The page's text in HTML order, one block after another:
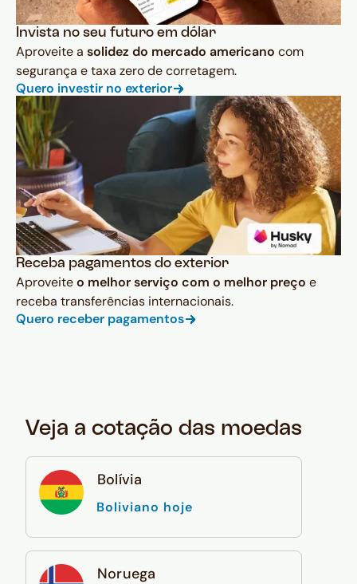
Invista no seu futuro em dólar
Aproveite a solidez do mercado americano com
segurança e taxa zero de corretagem.
Quero investir no exterior
Receba pagamentos do exterior
Aproveiteo melhor serviço com o melhor preço e
receba transferências internacionais.
Quero receber pagamentos
Veja a cotação das moedas
Bolívia
Boliviano hoje
Noruega